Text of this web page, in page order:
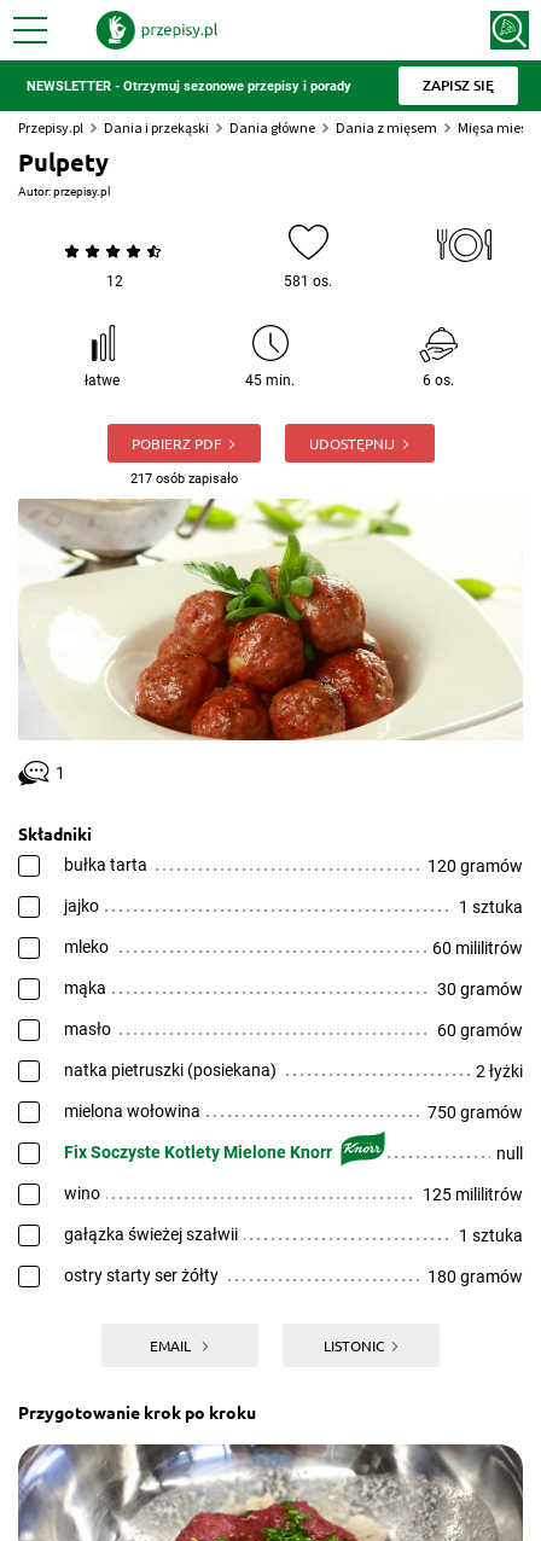
NEWSLETTER - Otrzymuj sezonowe przepisy i porady ZAPISZ SIĘ
Przepisy.pl Dania i przekąski Dania główne Dania z mięsem Mięsa
Pulpety
Autor:przepisy.pl
12 581 os.
łatwe 45 min. 6 os.
POBIERZ PDF
217 osób zapisało
UDOSTĘPNIJ
1
Składniki
bułka tarta 120 gramów
jajko 1 sztuka
mleko 60 mililitrów
mąka 30 gramów
masło 60 gramów
natka pietruszki (posiekana) 2 łyżki
mielona wołowina 750 gramów
Fix Soczyste Kotlety Mielone Knorr null
wino 125 mililitrów
gałązka świeżej szałwii 1 sztuka
ostry starty ser żółty 180 gramów
EMAIL LISTONIC
Przygotowanie krok po kroku